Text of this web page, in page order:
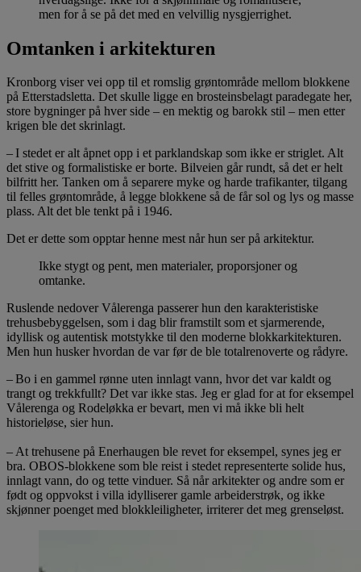
men for å se på det med en velvillig nysgjerrighet.
Omtanken i arkitekturen
Kronborg viser vei opp til et romslig grøntområde mellom blokkene
på Etterstadsletta. Det skulle ligge en brosteinsbelagt paradegate her,
store bygninger på hver side – en mektig og barokk stil – men etter
krigen ble det skrinlagt.
– I stedet er alt åpnet opp i et parklandskap som ikke er striglet. Alt
det stive og formalistiske er borte. Bilveien går rundt, så det er helt
bilfritt her. Tanken om å separere myke og harde trafikanter, tilgang
til felles grøntområde, å legge blokkene så de får sol og lys og masse
plass. Alt det ble tenkt på i 1946.
Det er dette som opptar henne mest når hun ser på arkitektur.
Ikke stygt og pent, men materialer, proporsjoner og
omtanke.
Ruslende nedover Vålerenga passerer hun den karakteristiske
trehusbebyggelsen, som i dag blir framstilt som et sjarmerende,
idyllisk og autentisk motstykke til den moderne blokkarkitekturen.
Men hun husker hvordan de var før de ble totalrenoverte og rådyre.
– Bo i en gammel rønne uten innlagt vann, hvor det var kaldt og
trangt og trekkfullt? Det var ikke stas. Jeg er glad for at for eksempel
Vålerenga og Rodeløkka er bevart, men vi må ikke bli helt
historieløse, sier hun.
– At trehusene på Enerhaugen ble revet for eksempel, synes jeg er
bra. OBOS-blokkene som ble reist i stedet representerte solide hus,
innlagt vann, do og tette vinduer. Så når arkitekter og andre som er
født og oppvokst i villa idylliserer gamle arbeiderstrøk, og ikke
skjønner poenget med blokkleiligheter, irriterer det meg grenseløst.